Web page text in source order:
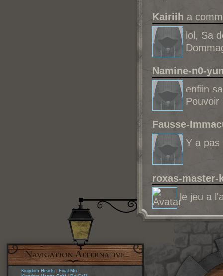
Kairiih a
lol, Sa
Namine-n0-
enfiin
Pouvoir
Fausse-
Y a pas
roxas-master-
le jeu a
Kingdom Hearts
Final Mix